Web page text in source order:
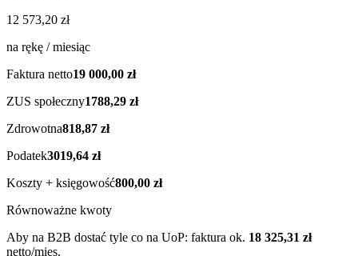
12 573,20 zł
na rękę / miesiąc
Faktura netto19 000,00 zł
ZUS społeczny1788,29 zł
Zdrowotna818,87 zł
Podatek3019,64 zł
Koszty + księgowość800,00 zł
Równoważne kwoty
Aby na B2B dostać tyle co na UoP: faktura ok. 18 325,31 zł
netto/mies.